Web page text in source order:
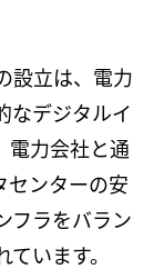
設立は、電力
なデジタルイ
電力会社と通
センターの安
フラをバラン
います。